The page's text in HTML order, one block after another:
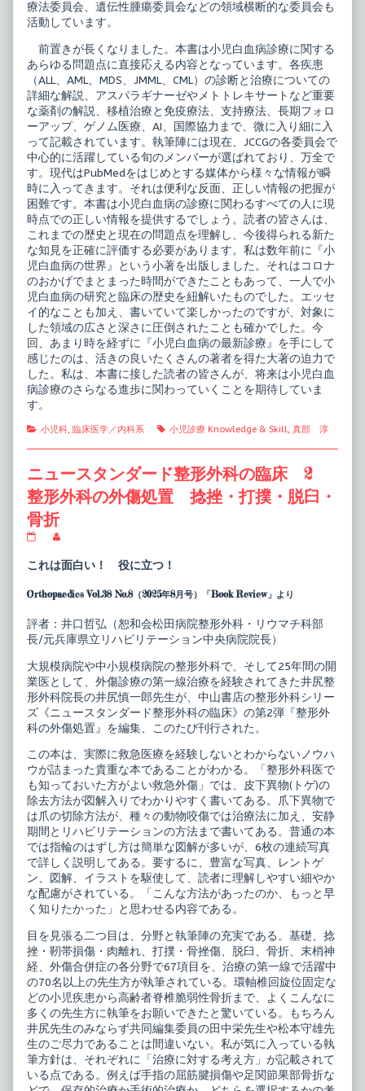
療法委員会、遺伝性腫瘍委員会などの領域横断的な委員会も
活動しています。
前置きが長くなりました。本書は小児白血病診療に関する
あらゆる問題点に直接応える内容となっています。各疾患
（ALL、AML、MDS、JMML、CML）の診断と治療についての
詳細な解説、アスパラギナーゼやメトトレキサートなど重要
な薬剤の解説、移植治療と免疫療法、支持療法、長期フォロ
ーアップ、ゲノム医療、AI、国際協力まで、微に入り細に入
って記載されています。執筆陣には現在、JCCGの各委員会で
中心的に活躍している旬のメンバーが選ばれており、万全で
す。現代はPubMedをはじめとする媒体から様々な情報が瞬
時に入ってきます。それは便利な反面、正しい情報の把握が
困難です。本書は小児白血病の診療に関わるすべての人に現
時点での正しい情報を提供するでしょう。読者の皆さんは、
これまでの歴史と現在の問題点を理解し、今後得られる新た
な知見を正確に評価する必要があります。私は数年前に『小
児白血病の世界』という小著を出版しました。それはコロナ
のおかげでまとまった時間ができたこともあって、一人で小
児白血病の研究と臨床の歴史を紐解いたものでした。エッセ
イ的なことも加え、書いていて楽しかったのですが、対象に
した領域の広さと深さに圧倒されたことも確かでした。今
回、あまり時を経ずに『小児白血病の最新診療』を手にして
感じたのは、活きの良いたくさんの著者を得た大著の迫力で
した。私は、本書に接した読者の皆さんが、将来は小児白血
病診療のさらなる進歩に関わっていくことを期待していま
す。
Categories
小児科, 臨床医学／内科系 Tags
小児診療 Knowledge & Skill, 真部 淳
ニュースタンダード整形外科の臨床 2
整形外科の外傷処置 捻挫・打撲・脱臼・
骨折
ー
ス
ン
ー
ド
整
形
外
科
の
臨
床
2
形
外
科
の
外
傷
処
置
捻
挫・
撲・
脱
臼・
折
published
posts
by
author
ニ
ュ
ー
ス
タ
ン
ダ
ド
整
外
科
の
臨
床
2
整
形
外
科
の
外
傷
処
捻
挫・
打
撲・
脱
臼・
骨
折,
これは面白い！ 役に立つ！
Orthopaedics Vol.38 No.8（2025年8月号）「Book Review」より
評者：井口哲弘（恕和会松田病院整形外科・リウマチ科部
長/元兵庫県立リハビリテーション中央病院院長）
大規模病院や中小規模病院の整形外科で、そして25年間の開
業医として、外傷診療の第一線治療を経験されてきた井尻整
形外科院長の井尻慎一郎先生が、中山書店の整形外科シリー
ズ《ニュースタンダード整形外科の臨床》の第2弾『整形外
科の外傷処置』を編集、このたび刊行された。
この本は、実際に救急医療を経験しないとわからないノウハ
ウが詰まった貴重な本であることがわかる。「整形外科医で
も知っておいた方がよい救急外傷」では、皮下異物(トゲ)の
除去方法が図解入りでわかりやすく書いてある。爪下異物で
は爪の切除方法が、種々の動物咬傷では治療法に加え、安静
期間とリハビリテーションの方法まで書いてある。普通の本
では指輪のはずし方は簡単な図解が多いが、6枚の連続写真
で詳しく説明してある。要するに、豊富な写真、レントゲ
ン、図解、イラストを駆使して、読者に理解しやすい細やか
な配慮がされている。「こんな方法があったのか、もっと早
く知りたかった」と思わせる内容である。
目を見張る二つ目は、分野と執筆陣の充実である。基礎、捻
挫・靭帯損傷・肉離れ、打撲・骨挫傷、脱臼、骨折、末梢神
経、外傷合併症の各分野で67項目を、治療の第一線で活躍中
の70名以上の先生方が執筆されている。環軸椎回旋位固定な
どの小児疾患から高齢者脊椎脆弱性骨折まで、よくこんなに
多くの先生方に執筆をお願いできたと驚いている。もちろん
井尻先生のみならず共同編集委員の田中栄先生や松本守雄先
生のご尽力であることは間違いない。私が気に入っている執
筆方針は、それぞれに「治療に対する考え方」が記載されて
いる点である。例えば手指の屈筋腱損傷や足関節果部骨折な